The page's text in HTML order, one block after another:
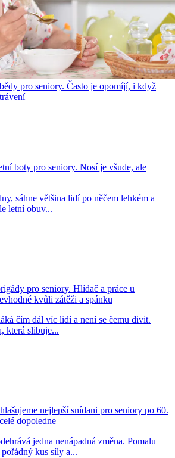
pro seniory. Často je opomíjí, i když
boty pro seniory. Nosí je všude, ale
sáhne většina lidí po něčem lehkém a
letní obuv...
pro seniory. Hlídač a práce u
kvůli zátěži a spánku
čím dál víc lidí a není se čemu divit.
která slibuje...
nejlepší snídani pro seniory po 60.
dopoledne
jedna nenápadná změna. Pomalu
kus síly a...